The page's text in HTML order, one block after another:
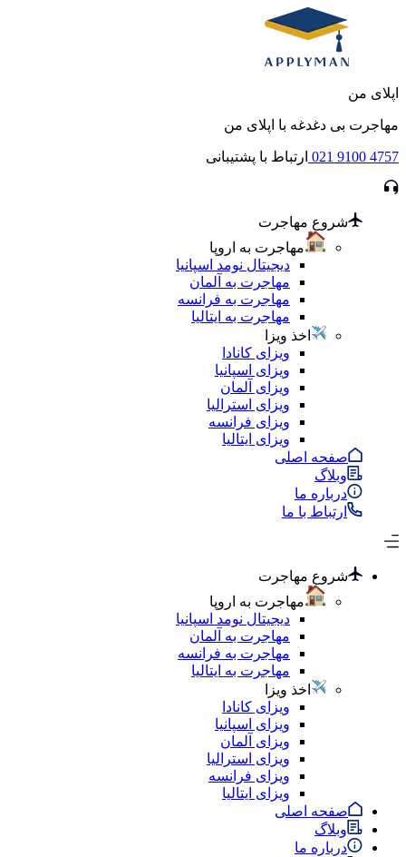
اپلای من
مهاجرت بی دغدغه با اپلای من
021 9100 4757 ارتباط با پشتیبانی
شروع مهاجرت
مهاجرت به اروپا
دیجیتال نومد اسپانیا
مهاجرت به آلمان
مهاجرت به فرانسه
مهاجرت به ایتالیا
اخذ ویزا
ویزای کانادا
ویزای اسپانیا
ویزای آلمان
ویزای استرالیا
ویزای فرانسه
ویزای ایتالیا
صفحه اصلی
وبلاگ
درباره ما
ارتباط با ما
شروع مهاجرت
مهاجرت به اروپا
دیجیتال نومد اسپانیا
مهاجرت به آلمان
مهاجرت به فرانسه
مهاجرت به ایتالیا
اخذ ویزا
ویزای کانادا
ویزای اسپانیا
ویزای آلمان
ویزای استرالیا
ویزای فرانسه
ویزای ایتالیا
صفحه اصلی
وبلاگ
درباره ما